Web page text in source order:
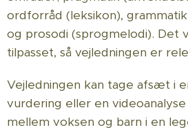
ordforråd (leksikon),
og prosodi (sprogmelodi). Det
tilpasset, så vejledningen er
Vejledningen kan tage afsæt i
vurdering eller en
mellem voksen og barn i en